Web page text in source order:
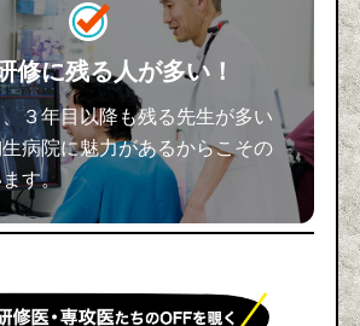
修に残る人が多い！
３年目以降も残る先生が多い
病院に魅力があるからこその
す。